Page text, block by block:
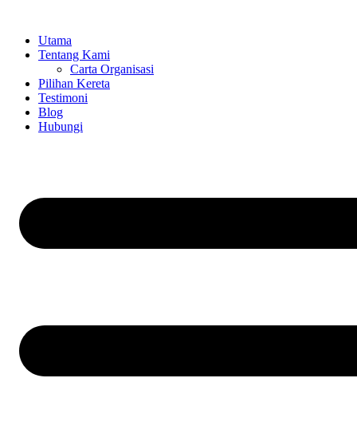
contentUtama
Tentang Kami
Carta Organisasi
Pilihan Kereta
Testimoni
Blog
Hubungi